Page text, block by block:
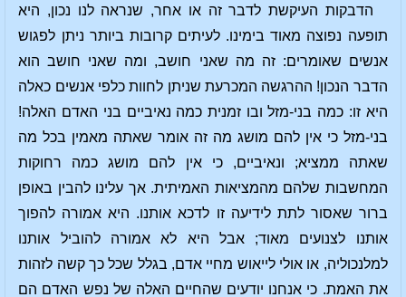
הדבקות העיקשת לדבר זה או אחר, שנראה לנו נכון, היא
תופעה נפוצה מאוד בימינו. לעיתים קרובות ביותר ניתן לפגוש
אנשים שאומרים: זה מה שאני חושב, ומה שאני חושב הוא
הדבר הנכון! ההרגשה המכרעת שניתן לחוות כלפי אנשים כאלה
היא זו: כמה בני-מזל ובו זמנית כמה נאיביים בני האדם האלה!
בני-מזל כי אין להם מושג מה זה אומר שאתה מאמין בכל מה
שאתה ממציא; ונאיביים, כי אין להם מושג כמה רחוקות
המחשבות שלהם מהמציאות האמיתית. אך עלינו להבין באופן
ברור שאסור לתת לידיעה זו לדכא אותנו. היא אמורה להפוך
אותנו לצנועים מאוד; אבל היא לא אמורה להוביל אותנו
למלנכוליה, או אולי לייאוש מחיי אדם, בגלל שכל כך קשה לזהות
את האמת. כי אנחנו יודעים שהחיים האלה של נפש האדם הם